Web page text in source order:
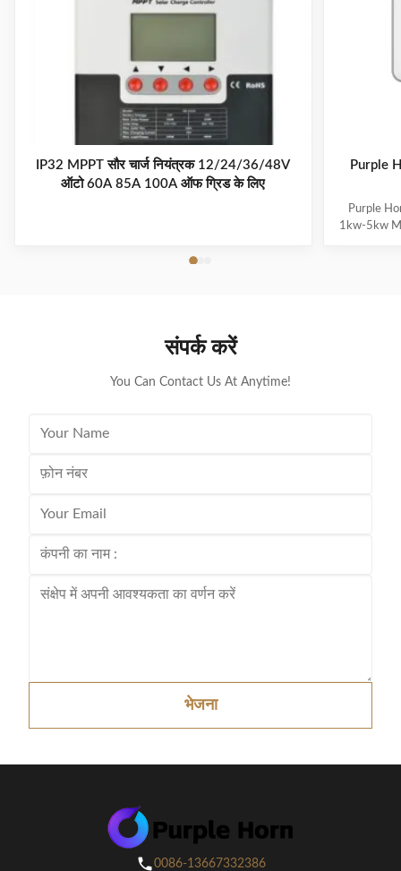
IP32 MPPT सौर चार्ज नियंत्रक 12/24/36/48V
ऑटो 60A 85A 100A ऑफ ग्रिड के लिए
Purple
Purple
1kw-5kw
संपर्क करें
You Can Contact Us At Anytime!
भेजना
0086-13667332386